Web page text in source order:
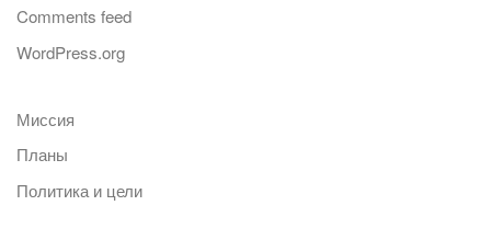
Comments feed
WordPress.org
Миссия
Планы
Политика и цели